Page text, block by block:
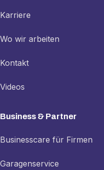
Karriere
Wo wir arbeiten
Kontakt
Videos
Business & Partner
Businesscare für Firmen
Garagenservice